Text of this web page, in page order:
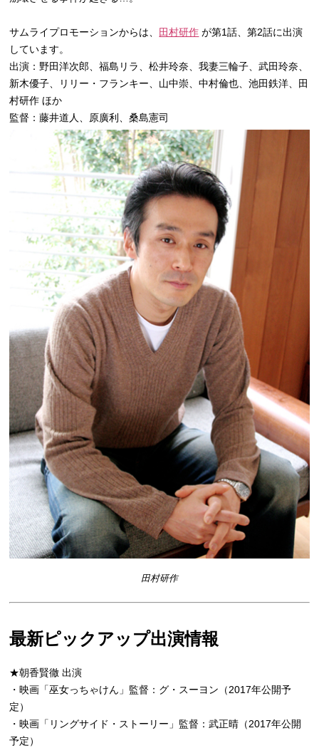
サムライプロモーションからは、 田村研作 が第1話、第2話に出演
しています。
出演：野田洋次郎、福島リラ、松井玲奈、我妻三輪子、武田玲奈、
新木優子、リリー・フランキー、山中崇、中村倫也、池田鉄洋、 田
村研作 ほか
監督：藤井道人、原廣利、桑島憲司
田村研作
最新ピックアップ出演情報
★朝香賢徹 出演
・映画「巫女っちゃけん」監督：グ・スーヨン（2017年公開予
定）
・映画「リングサイド・ストーリー」監督：武正晴（2017年公開
予定）